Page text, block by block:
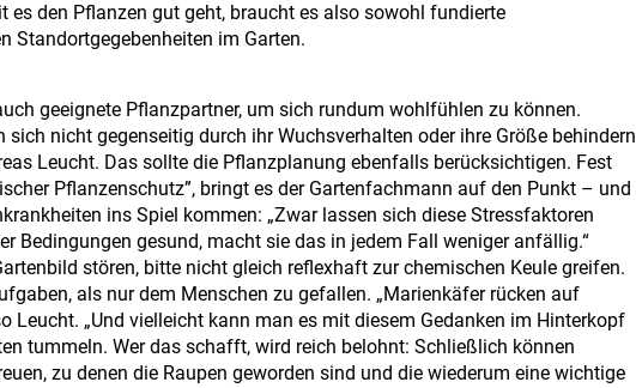
es den Pflanzen gut geht, braucht es also sowohl fundierte
Standortgegebenheiten im Garten.
geeignete Pflanzpartner, um sich rundum wohlfühlen zu können.
nicht gegenseitig durch ihr Wuchsverhalten oder ihre Größe behindern
Leucht. Das sollte die Pflanzplanung ebenfalls berücksichtigen. Fest
Pflanzenschutz”, bringt es der Gartenfachmann auf den Punkt – und
ins Spiel kommen: „Zwar lassen sich diese Stressfaktoren
Bedingungen gesund, macht sie das in jedem Fall weniger anfällig.“
stören, bitte nicht gleich reflexhaft zur chemischen Keule greifen.
als nur dem Menschen zu gefallen. „Marienkäfer rücken auf
Leucht. „Und vielleicht kann man es mit diesem Gedanken im Hinterkopf
tummeln. Wer das schafft, wird reich belohnt: Schließlich können
zu denen die Raupen geworden sind und die wiederum eine wichtige